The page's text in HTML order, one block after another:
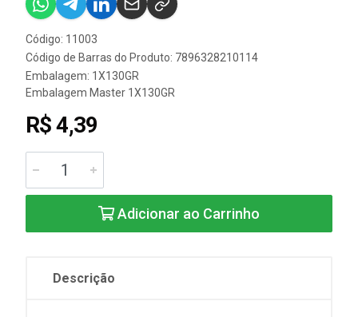
Código: 11003
Código de Barras do Produto: 7896328210114
Embalagem: 1X130GR
Embalagem Master 1X130GR
R$ 4,39
Adicionar ao Carrinho
Descrição